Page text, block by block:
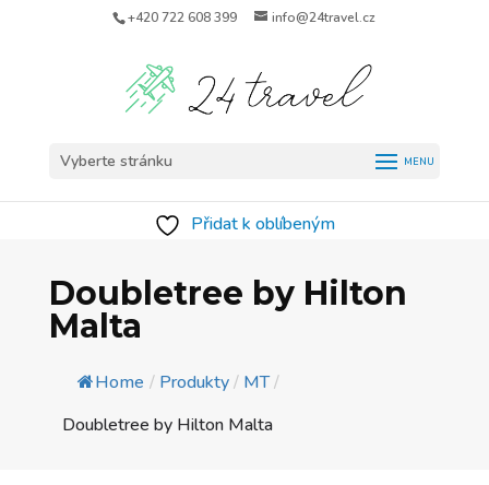
+420 722 608 399 info@24travel.cz
Vyberte stránku
Přidat k oblíbeným
Doubletree by Hilton
Malta
Home / Produkty/ MT/
Doubletree by Hilton Malta